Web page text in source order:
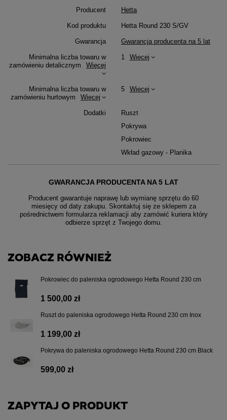
Producent Hetta
Kod produktu Hetta Round 230 S/GV
Gwarancja Gwarancja producenta na 5 lat
Minimalna liczba towaru w
zamówieniu detalicznym
Więcej
1 Więcej
Minimalna liczba towaru w
zamówieniu hurtowym
Więcej
5 Więcej
Dodatki
Ruszt
Pokrywa
Pokrowiec
Wkład gazowy - Planika
GWARANCJA PRODUCENTA NA 5 LAT
Producent gwarantuje naprawę lub wymianę sprzętu do 60
miesięcy od daty zakupu. Skontaktuj się ze sklepem za
pośrednictwem formularza reklamacji aby zamówić kuriera który
odbierze sprzęt z Twojego domu.
ZOBACZ RÓWNIEŻ
Pokrowiec do paleniska ogrodowego Hetta Round 230 cm
1 500,00 zł
Ruszt do paleniska ogrodowego Hetta Round 230 cm Inox
1 199,00 zł
Pokrywa do paleniska ogrodowego Hetta Round 230 cm Black
599,00 zł
ZAPYTAJ O PRODUKT